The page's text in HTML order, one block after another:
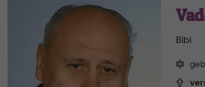
Bibi